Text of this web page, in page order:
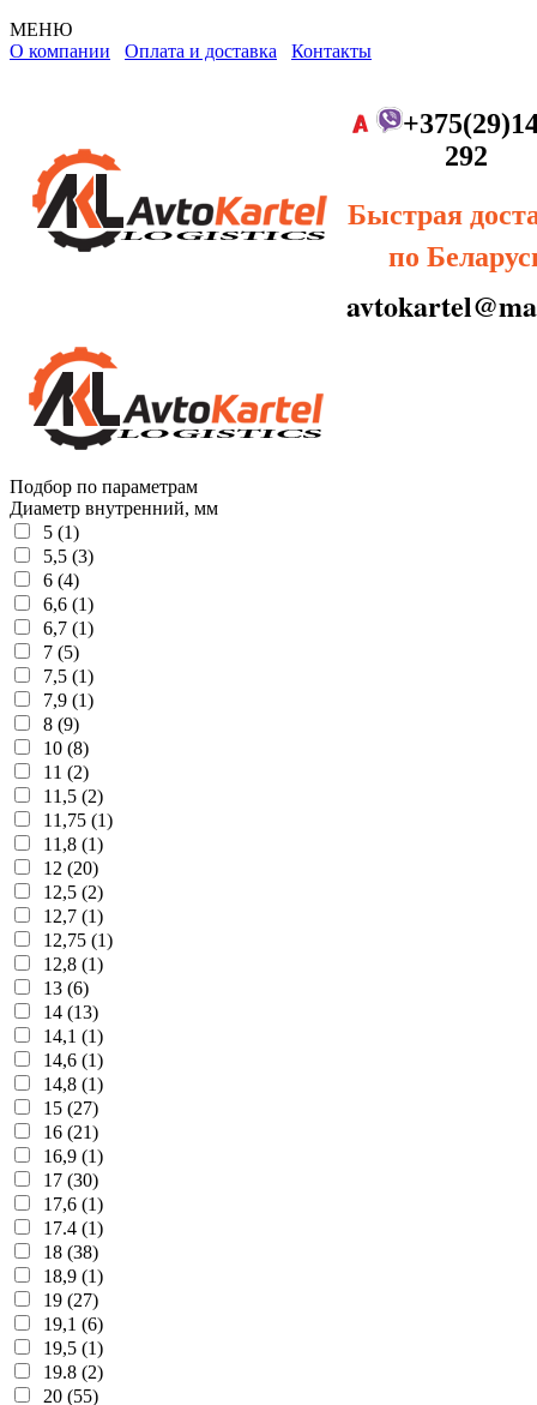
МЕНЮ
О компании Оплата и доставка Контакты
292
Быстрая
по
Подбор по параметрам
Диаметр внутренний, мм
5 (1)
5,5 (3)
6 (4)
6,6 (1)
6,7 (1)
7 (5)
7,5 (1)
7,9 (1)
8 (9)
10 (8)
11 (2)
11,5 (2)
11,75 (1)
11,8 (1)
12 (20)
12,5 (2)
12,7 (1)
12,75 (1)
12,8 (1)
13 (6)
14 (13)
14,1 (1)
14,6 (1)
14,8 (1)
15 (27)
16 (21)
16,9 (1)
17 (30)
17,6 (1)
17.4 (1)
18 (38)
18,9 (1)
19 (27)
19,1 (6)
19,5 (1)
19.8 (2)
20 (55)